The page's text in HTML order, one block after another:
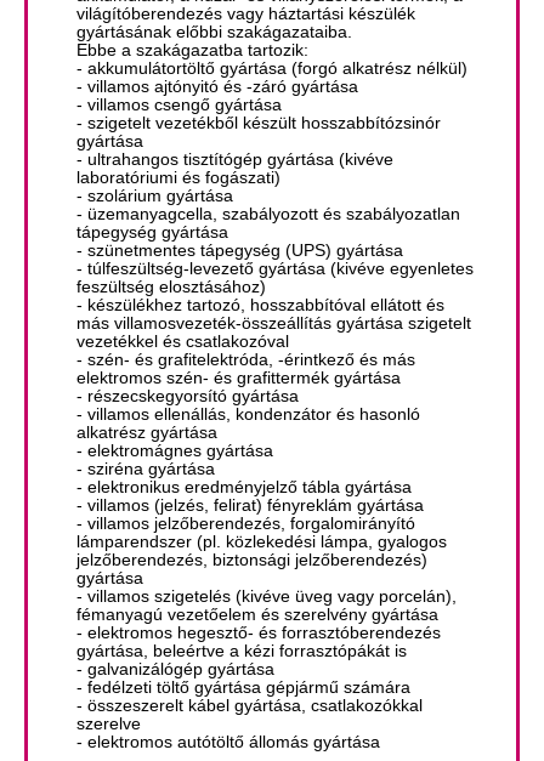
világítóberendezés vagy háztartási készülék
gyártásának előbbi szakágazataiba.
Ebbe a szakágazatba tartozik:
- akkumulátortöltő gyártása (forgó alkatrész nélkül)
- villamos ajtónyitó és -záró gyártása
- villamos csengő gyártása
- szigetelt vezetékből készült hosszabbítózsinór
gyártása
- ultrahangos tisztítógép gyártása (kivéve
laboratóriumi és fogászati)
- szolárium gyártása
- üzemanyagcella, szabályozott és szabályozatlan
tápegység gyártása
- szünetmentes tápegység (UPS) gyártása
- túlfeszültség-levezető gyártása (kivéve egyenletes
feszültség elosztásához)
- készülékhez tartozó, hosszabbítóval ellátott és
más villamosvezeték-összeállítás gyártása szigetelt
vezetékkel és csatlakozóval
- szén- és grafitelektróda, -érintkező és más
elektromos szén- és grafittermék gyártása
- részecskegyorsító gyártása
- villamos ellenállás, kondenzátor és hasonló
alkatrész gyártása
- elektromágnes gyártása
- sziréna gyártása
- elektronikus eredményjelző tábla gyártása
- villamos (jelzés, felirat) fényreklám gyártása
- villamos jelzőberendezés, forgalomirányító
lámparendszer (pl. közlekedési lámpa, gyalogos
jelzőberendezés, biztonsági jelzőberendezés)
gyártása
- villamos szigetelés (kivéve üveg vagy porcelán),
fémanyagú vezetőelem és szerelvény gyártása
- elektromos hegesztő- és forrasztóberendezés
gyártása, beleértve a kézi forrasztópákát is
- galvanizálógép gyártása
- fedélzeti töltő gyártása gépjármű számára
- összeszerelt kábel gyártása, csatlakozókkal
szerelve
- elektromos autótöltő állomás gyártása